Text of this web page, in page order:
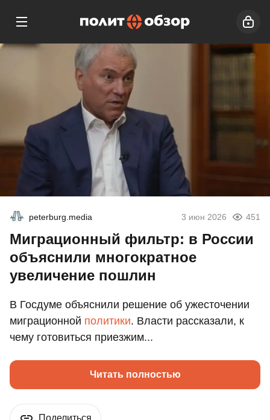
peterburg.media 3 июн 2026 451
Миграционный фильтр: в России
объяснили многократное
увеличение пошлин
В Госдуме объяснили решение об ужесточении
миграционной политики. Власти рассказали, к
чему готовиться приезжим...
Читать полностью